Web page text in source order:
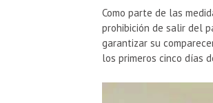
Como parte de las
prohibición de salir del
garantizar su
los primeros cinco días